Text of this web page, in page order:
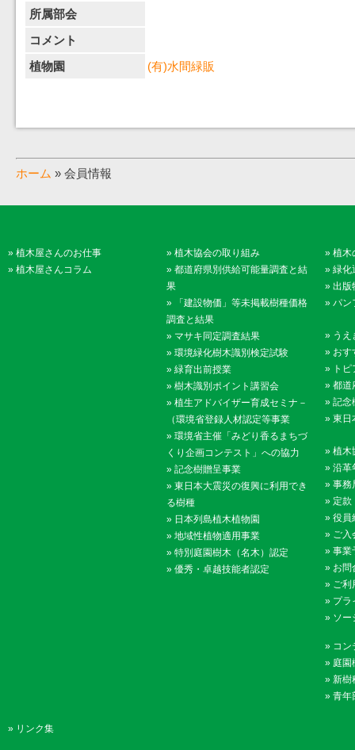
所属部会
コメント
植物園
(有)水間緑販
ホーム » 会員情報
» 植木屋さんのお仕事
» 植木屋さんコラム
» 植木協会の取り組み
» 都道府県別供給可能量調査と結
果
»
「建設物価」等未掲載樹種価格
調査と結果
» マサキ同定調査結果
» 環境緑化樹木識別検定試験
» 緑育出前授業
» 樹木識別ポイント講習会
» 植生アドバイザー育成セミナ－
（環境省登録人材認定等事業
» 環境省主催「みどり香るまちづ
くり企画コンテスト」への協力
» 記念樹贈呈事業
» 東日本大震災の復興に利用でき
る樹種
» 日本列島植木植物園
» 地域性植物適用事業
» 特別庭園樹木（名木）認定
» 優秀・卓越技能者認定
» 植木
» 緑化
» 出版
» パン
» うえ
» おす
» ト
» 都道
» 記念
» 東日
» 植木
» 沿革
» 事務
» 定款
» 役員
» ご入
» 事業
» お問
» ご利
» プラ
» ソー
» コン
» 庭園
» 新樹
» 青年
» リンク集